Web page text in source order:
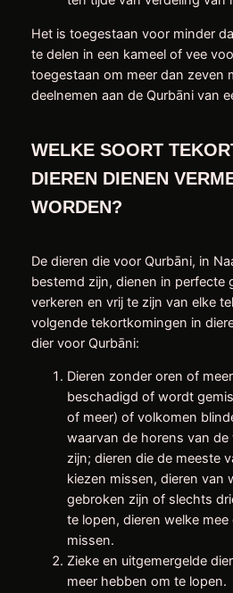
Het is toegestaan voor minder
te delen in een kameel of vee
toegestaan om meer dan zeven
deelnemen aan de Qurbāni van
WELKE SOORT
DIEREN DIENEN
WORDEN?
De dieren die voor Qurbāni, in
bestemd zijn, dienen in perfecte
verkeren en vrij te zijn van elke
volgende tekortkomingen in
dier voor Qurbāni:
Dieren zonder oren of
beschadigd of wordt
of meer) of volkomen
waarvan de horens van
zijn; dieren die de meeste
kiezen missen, dieren van
gebroken zijn of slechts
te lopen, dieren welke
missen.
Zieke en uitgemergelde
meer hebben om te lopen.